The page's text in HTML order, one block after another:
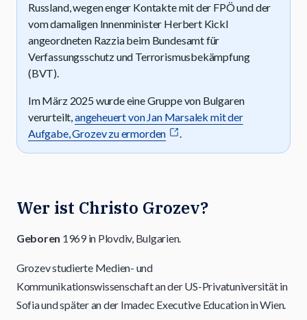
Russland, wegen enger Kontakte mit der FPÖ und der
vom damaligen Innenminister Herbert Kickl
angeordneten Razzia beim Bundesamt für
Verfassungsschutz und Terrorismusbekämpfung
(BVT).
Im März 2025 wurde eine Gruppe von Bulgaren
verurteilt,angeheuert von Jan Marsalek mit der
Aufgabe, Grozev zu ermorden
.
Wer ist Christo Grozev?
Geboren 1969 in Plovdiv, Bulgarien.
Grozev studierte Medien- und
Kommunikationswissenschaft an der US-Privatuniversität in
Sofia und später an der Imadec Executive Education in Wien.